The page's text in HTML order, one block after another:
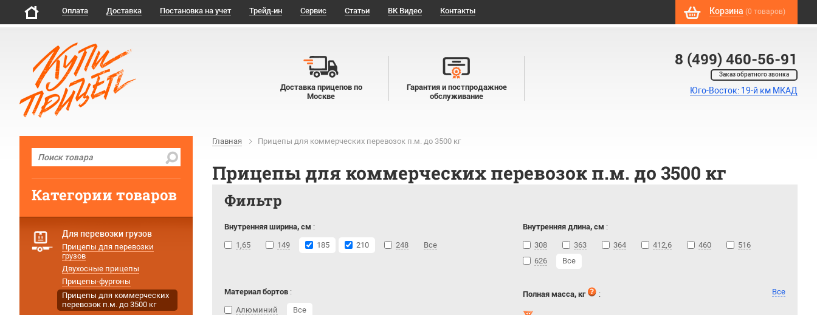
Оплата Доставка Постановка на учет Трейд-ин Сервис Статьи ВК Видео Контакты Корзина (0 товаров)
8 (499) 460-56-91
Заказ обратного звонка
Юго-Восток: 19-й км МКАД
Доставка прицепов по
Москве
Гарантия и постпродажное
обслуживание
Главная Прицепы для коммерческих перевозок п.м. до 3500 кг
Прицепы для коммерческих перевозок п.м. до 3500 кг
Фильтр
Внутренняя ширина, см :
1,65
149 185 210 248 Все
Внутренняя длина, см :
308
363 364 412,6 460
516
626
Все
Материал бортов :
Алюминий
Все
Полная масса, кг : Все
Категории товаров
Для перевозки грузов
Прицепы для перевозки
грузов
Двухосные прицепы
Прицепы-фургоны
Прицепы для коммерческих
перевозок п.м. до 3500 кг